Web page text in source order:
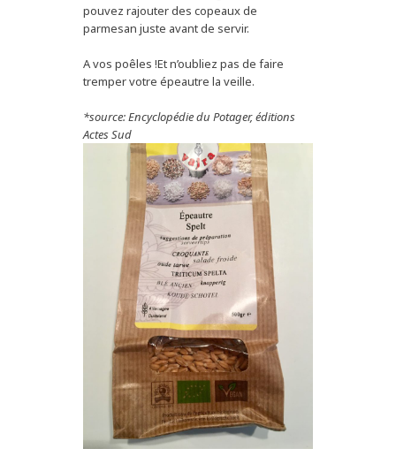
pouvez rajouter des copeaux de
parmesan juste avant de servir.
A vos poêles !Et n’oubliez pas de faire
tremper votre épeautre la veille.
*source: Encyclopédie du Potager, éditions
Actes Sud